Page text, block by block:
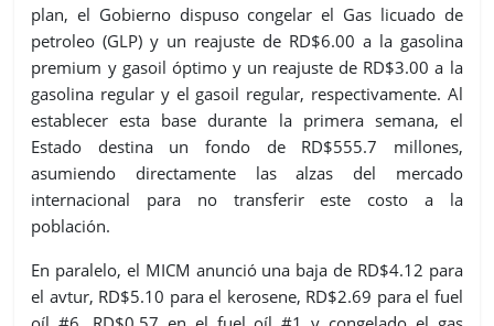
plan, el Gobierno dispuso congelar el Gas licuado de
petroleo (GLP) y un reajuste de RD$6.00 a la gasolina
premium y gasoil óptimo y un reajuste de RD$3.00 a la
gasolina regular y el gasoil regular, respectivamente. Al
establecer esta base durante la primera semana, el
Estado destina un fondo de RD$555.7 millones,
asumiendo directamente las alzas del mercado
internacional para no transferir este costo a la
población.
En paralelo, el MICM anunció una baja de RD$4.12 para
el avtur, RD$5.10 para el kerosene, RD$2.69 para el fuel